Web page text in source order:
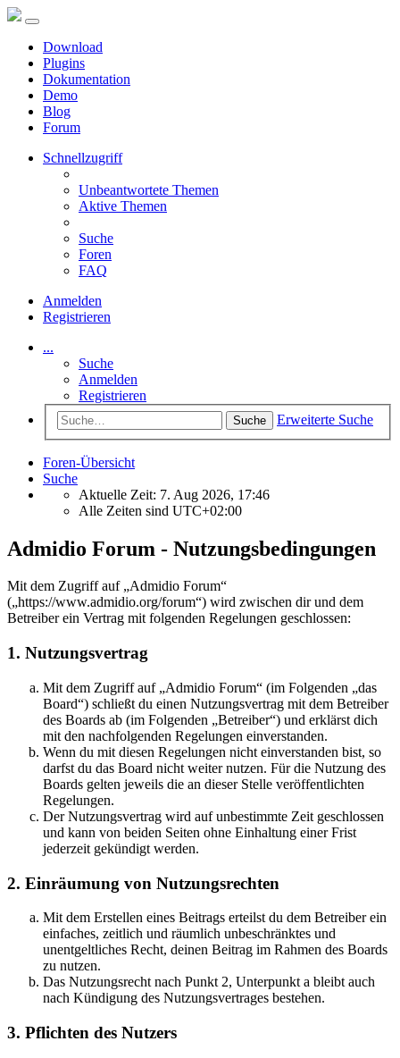
Download
Plugins
Dokumentation
Demo
Blog
Forum
Schnellzugriff
Unbeantwortete Themen
Aktive Themen
Suche
Foren
FAQ
Anmelden
Registrieren
...
Suche
Anmelden
Registrieren
Suche Erweiterte Suche
Foren-Übersicht
Suche
Aktuelle Zeit: 7. Aug 2026, 17:46
Alle Zeiten sind UTC+02:00
Admidio Forum - Nutzungsbedingungen
Mit dem Zugriff auf „Admidio Forum“
(„https://www.admidio.org/forum“) wird zwischen dir und dem
Betreiber ein Vertrag mit folgenden Regelungen geschlossen:
1. Nutzungsvertrag
Mit dem Zugriff auf „Admidio Forum“ (im Folgenden „das
Board“) schließt du einen Nutzungsvertrag mit dem Betreiber
des Boards ab (im Folgenden „Betreiber“) und erklärst dich
mit den nachfolgenden Regelungen einverstanden.
Wenn du mit diesen Regelungen nicht einverstanden bist, so
darfst du das Board nicht weiter nutzen. Für die Nutzung des
Boards gelten jeweils die an dieser Stelle veröffentlichten
Regelungen.
Der Nutzungsvertrag wird auf unbestimmte Zeit geschlossen
und kann von beiden Seiten ohne Einhaltung einer Frist
jederzeit gekündigt werden.
2. Einräumung von Nutzungsrechten
Mit dem Erstellen eines Beitrags erteilst du dem Betreiber ein
einfaches, zeitlich und räumlich unbeschränktes und
unentgeltliches Recht, deinen Beitrag im Rahmen des Boards
zu nutzen.
Das Nutzungsrecht nach Punkt 2, Unterpunkt a bleibt auch
nach Kündigung des Nutzungsvertrages bestehen.
3. Pflichten des Nutzers